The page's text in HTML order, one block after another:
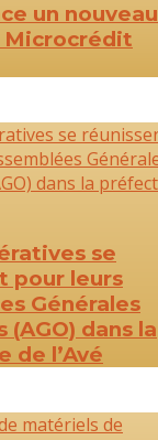
un nouveau
Microcrédit
se
pour leurs
Générales
(AGO) dans la
de l’Avé